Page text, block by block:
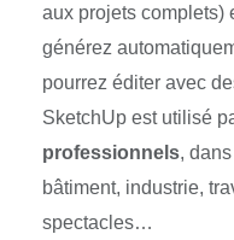
aux projets complets)
générez
pourrez éditer avec
SketchUp est utilisé
professionnels,
bâtiment, industrie,
spectacles…